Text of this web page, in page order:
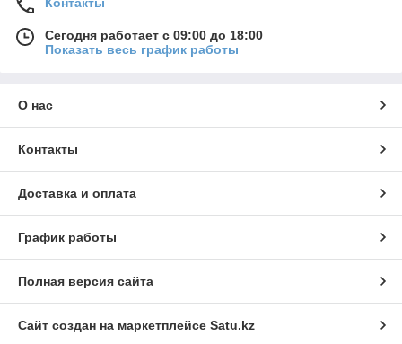
Сегодня работает с 09:00 до 18:00
Показать весь график работы
О нас
Контакты
Доставка и оплата
График работы
Полная версия сайта
Сайт создан на маркетплейсе Satu.kz